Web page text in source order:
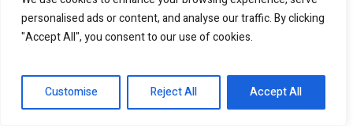
personalised ads or content, and analyse our traffic. By clicking
"Accept All", you consent to our use of cookies.
Customise Reject All Accept All